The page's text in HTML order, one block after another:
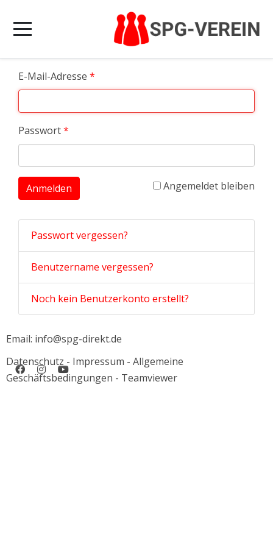
E-Mail-Adresse *
Passwort*
Anmelden Angemeldet bleiben
Passwort vergessen?
Benutzername vergessen?
Noch kein Benutzerkonto erstellt?
Email: info@spg-direkt.de
Datenschutz - Impressum - Allgemeine
Geschäftsbedingungen - Teamviewer